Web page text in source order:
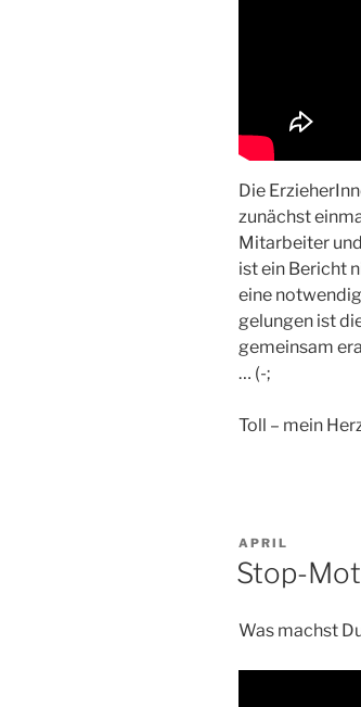
Die
zunächst
Mitarbeiter
ist ein Bericht
eine
gelungen ist
gemeinsam
… (-;
Toll – mein
AM
APRIL
Stop-
Was machst